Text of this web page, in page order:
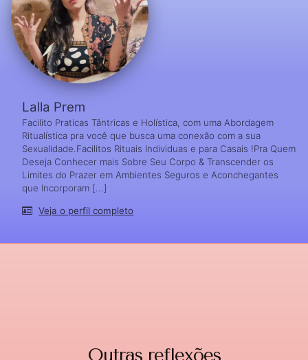
Lalla Prem
Facilito Praticas Tântricas e Holística, com uma Abordagem
Ritualística pra você que busca uma conexão com a sua
Sexualidade.Facilitos Rituais Individuas e para Casais !Pra Quem
Deseja Conhecer mais Sobre Seu Corpo & Transcender os
Limites do Prazer em Ambientes Seguros e Aconchegantes
que Incorporam [...]
Veja o perfil completo
Outras reflexões